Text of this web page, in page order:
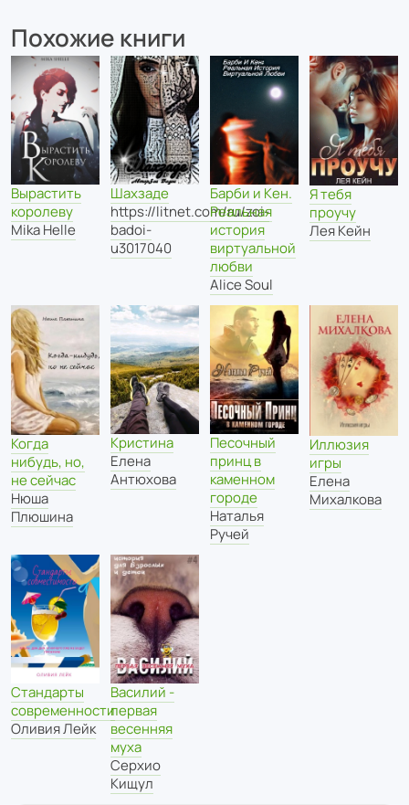
Похожие книги
Вырастить
королеву
Mika Helle
Шахзаде
https://litnet.com/ru/zoi-
badoi-
u3017040
Барби и Кен.
Реальная
история
виртуальной
любви
Alice Soul
Я тебя
проучу
Лея Кейн
Когда
нибудь, но,
не сейчас
Нюша
Плюшина
Кристина
Елена
Антюхова
Песочный
принц в
каменном
городе
Наталья
Ручей
Иллюзия
игры
Елена
Михалкова
Стандарты
современности
Оливия Лейк
Василий -
первая
весенняя
муха
Серхио
Кищул